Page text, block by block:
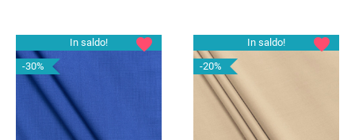
In saldo!
-30%
favorite
In saldo!
-20%
favorite